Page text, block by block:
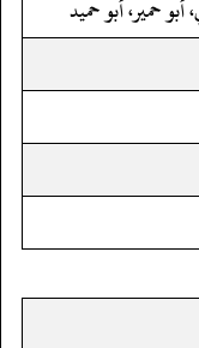
حمير، أبو حميد